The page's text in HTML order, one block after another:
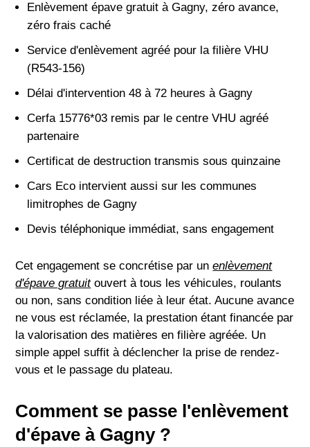
Enlèvement épave gratuit à Gagny, zéro avance,
zéro frais caché
Service d'enlèvement agréé pour la filière VHU
(R543-156)
Délai d'intervention 48 à 72 heures à Gagny
Cerfa 15776*03 remis par le centre VHU agréé
partenaire
Certificat de destruction transmis sous quinzaine
Cars Eco intervient aussi sur les communes
limitrophes de Gagny
Devis téléphonique immédiat, sans engagement
Cet engagement se concrétise par unenlèvement
d'épave gratuitouvert à tous les véhicules, roulants
ou non, sans condition liée à leur état. Aucune avance
ne vous est réclamée, la prestation étant financée par
la valorisation des matières en filière agréée. Un
simple appel suffit à déclencher la prise de rendez-
vous et le passage du plateau.
Comment se passe l'enlèvement
d'épave à Gagny ?